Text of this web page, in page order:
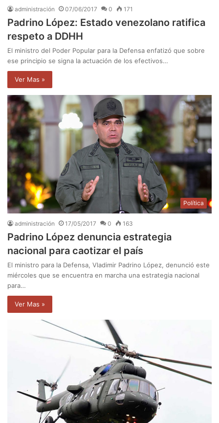
administración 07/06/2017 0 171
Padrino López: Estado venezolano ratifica
respeto a DDHH
El ministro del Poder Popular para la Defensa enfatizó que sobre
ese principio se signa la actuación de los efectivos…
Ver Mas »
Política
administración 17/05/2017 0 163
Padrino López denuncia estrategia
nacional para caotizar el país
El ministro para la Defensa, Vladimir Padrino López, denunció este
miércoles que se encuentra en marcha una estrategia nacional
para…
Ver Mas »